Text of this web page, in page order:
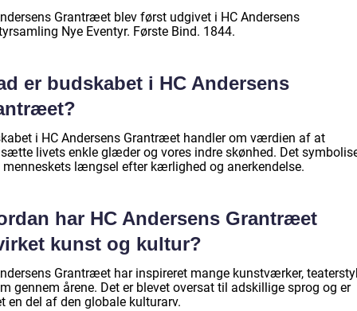
Grantræet blev først udgivet i HC Andersens
Nye Eventyr. Første Bind. 1844.
er budskabet i HC Andersens
i HC Andersens Grantræet handler om værdien af at
livets enkle glæder og vores indre skønhed. Det
menneskets længsel efter kærlighed og anerkendelse.
har HC Andersens Grantræet
kunst og kultur?
Grantræet har inspireret mange kunstværker,
gennem årene. Det er blevet oversat til adskillige sprog og er
en del af den globale kulturarv.